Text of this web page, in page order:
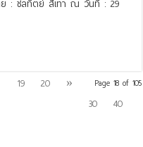
ย : ชลทิตย์ สีเทา ณ วันที่ : 29
Page 18 of 105
19 20
»
30
40